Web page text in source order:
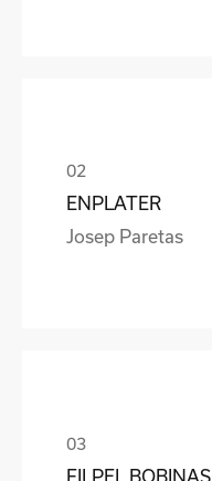
ENPLATER
Josep Paretas
FILPEL BOBINAS